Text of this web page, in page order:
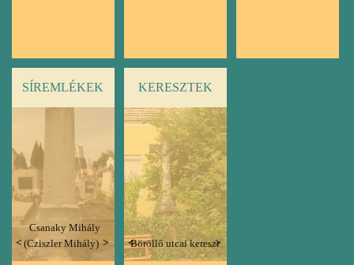
SÍREMLÉKEK
Csanaky Mihály
(Cziszler Mihály)
Previous Next
KERESZTEK
Böröllő utcai kereszt
Previous Next